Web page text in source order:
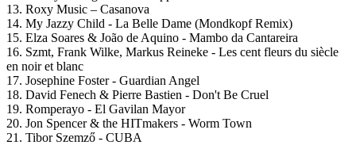
13. Roxy Music – Casanova
14. My Jazzy Child - La Belle Dame (Mondkopf Remix)
15. Elza Soares & João de Aquino - Mambo da Cantareira
16. Szmt, Frank Wilke, Markus Reineke - Les cent fleurs du siècle
en noir et blanc
17. Josephine Foster - Guardian Angel
18. David Fenech & Pierre Bastien - Don't Be Cruel
19. Romperayo - El Gavilan Mayor
20. Jon Spencer & the HITmakers - Worm Town
21. Tibor Szemző - CUBA